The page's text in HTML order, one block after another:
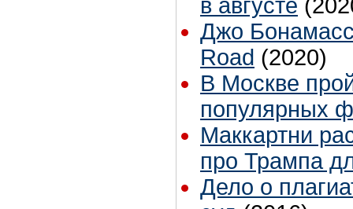
в августе
Джо
Road (2020)
В Москве
популярных
Маккартни
про Трампа
Дело о